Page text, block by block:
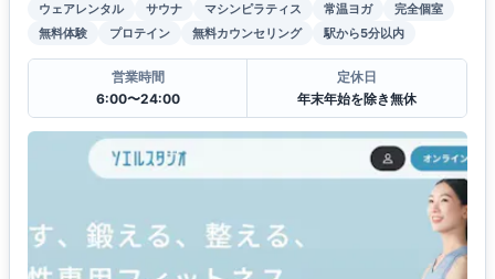
ウェアレンタル サウナ マシンピラティス 常温ヨガ
完全個室
無料体験
プロテイン 無料カウンセリング 駅から5分以内
営業時間
6:00〜24:00
定休日
年末年始を除き無休